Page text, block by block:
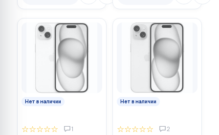
Нет в наличии
☆☆☆☆☆ 1
Нет в наличии
☆☆☆☆☆ 2